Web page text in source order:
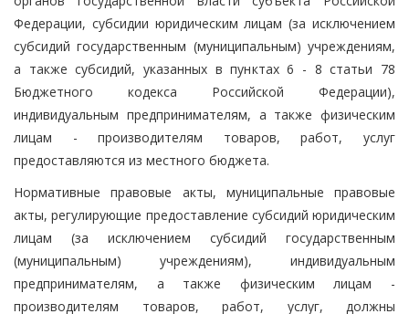
Федерации, субсидии юридическим лицам (за исключением
субсидий государственным (муниципальным) учреждениям,
а также субсидий, указанных в пунктах 6 - 8 статьи 78
Бюджетного кодекса Российской Федерации),
индивидуальным предпринимателям, а также физическим
лицам - производителям товаров, работ, услуг
предоставляются из местного бюджета.
Нормативные правовые акты, муниципальные правовые
акты, регулирующие предоставление субсидий юридическим
лицам (за исключением субсидий государственным
(муниципальным) учреждениям), индивидуальным
предпринимателям, а также физическим лицам -
производителям товаров, работ, услуг, должны